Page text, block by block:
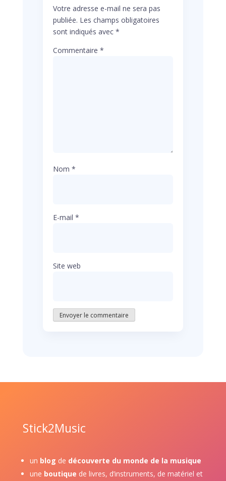
Votre adresse e-mail ne sera pas
publiée. Les champs obligatoires
sont indiqués avec *
Commentaire *
Nom *
E-mail *
Site web
Envoyer le commentaire
Stick2Music
un blog de découverte du monde de la musique
une boutique de livres, d’instruments, de matériel et